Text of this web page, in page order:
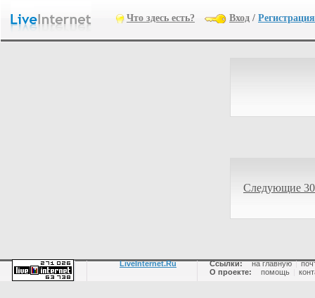
Что здесь есть? Вход / Регистрация
Следующие
LiveInternet.Ru Ссылки: на главную |
О проекте:
помощь